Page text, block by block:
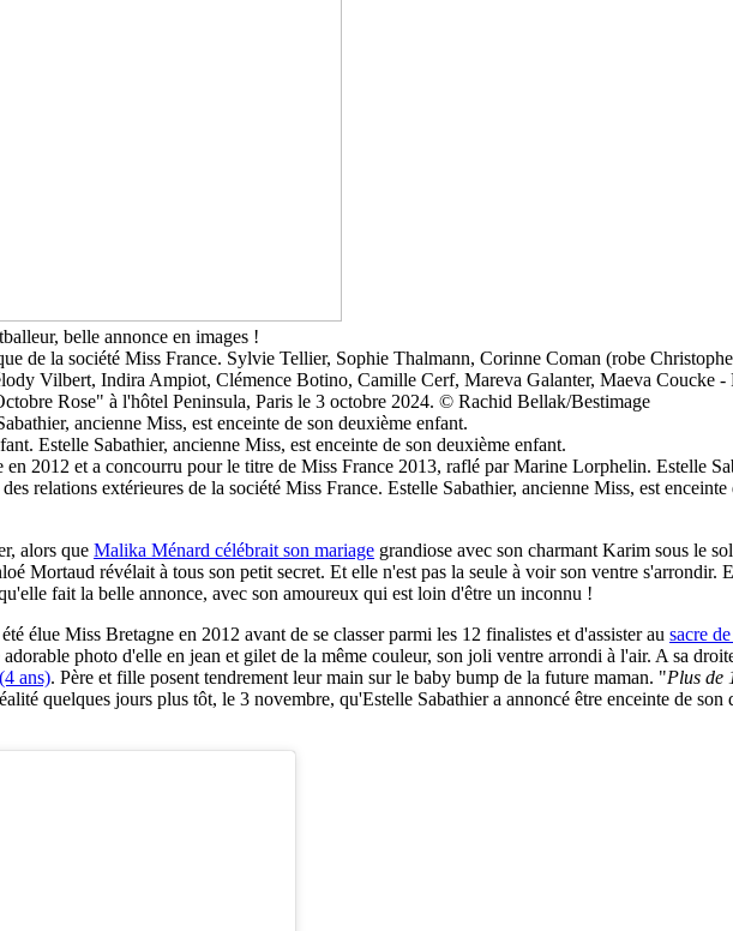
belle annonce en images !
alors que Malika Ménard célébrait son mariage grandiose avec son charmant Karim sous le
Mortaud révélait à tous son petit secret. Et elle n'est pas la seule à voir son ventre s'arrondir.
fait la belle annonce, avec son amoureux qui est loin d'être un inconnu !
élue Miss Bretagne en 2012 avant de se classer parmi les 12 finalistes et d'assister au sacre
photo d'elle en jean et gilet de la même couleur, son joli ventre arrondi à l'air. A sa
ans). Père et fille posent tendrement leur main sur le baby bump de la future maman. "Plus de
quelques jours plus tôt, le 3 novembre, qu'Estelle Sabathier a annoncé être enceinte de